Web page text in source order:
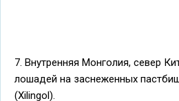
7. Внутренняя Монголия, север
лошадей на заснеженных
(Xilingol).